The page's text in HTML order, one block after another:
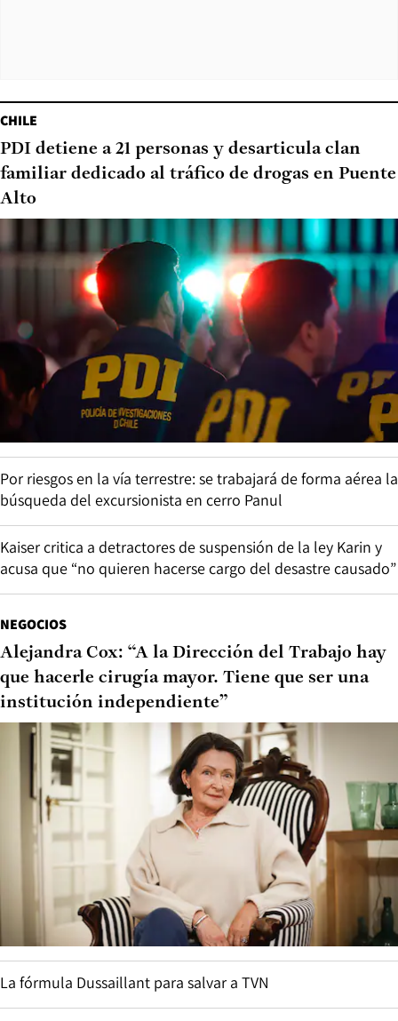
CHILE
PDI detiene a 21 personas y desarticula clan
familiar dedicado al tráfico de drogas en Puente
Alto
Por riesgos en la vía terrestre: se trabajará de forma aérea la
búsqueda del excursionista en cerro Panul
Kaiser critica a detractores de suspensión de la ley Karin y
acusa que “no quieren hacerse cargo del desastre causado”
NEGOCIOS
Alejandra Cox: “A la Dirección del Trabajo hay
que hacerle cirugía mayor. Tiene que ser una
institución independiente”
La fórmula Dussaillant para salvar a TVN